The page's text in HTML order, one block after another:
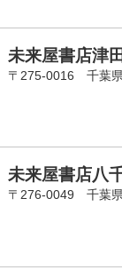
未来屋書店津
〒275-0016 千葉
未来屋書店八
〒276-0049 千葉